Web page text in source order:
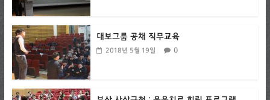
대보그룹 공채 직무교육
2018년 5월 19일 0